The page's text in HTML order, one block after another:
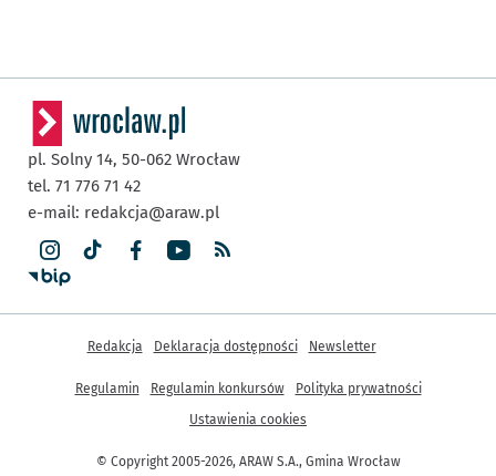
pl. Solny 14, 50-062 Wrocław
tel. 71 776 71 42
e-mail: redakcja@araw.pl
© Copyright 2005-2026, ARAW S.A., Gmina Wrocław
Inne informacje
Redakcja Deklaracja dostępności Newsletter
Regulamin Regulamin konkursów
Polityka prywatności
Ustawienia cookies